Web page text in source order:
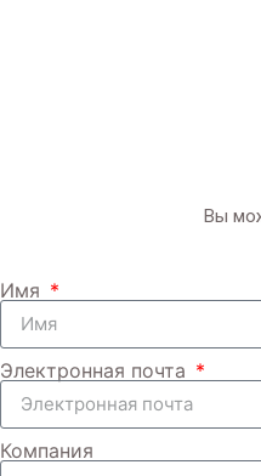
Вы
Имя
Электронная почта
Компания